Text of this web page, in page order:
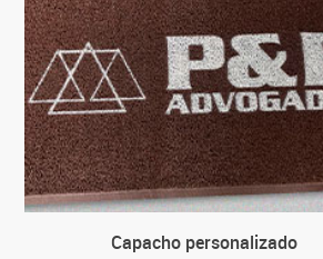
Capacho personalizado